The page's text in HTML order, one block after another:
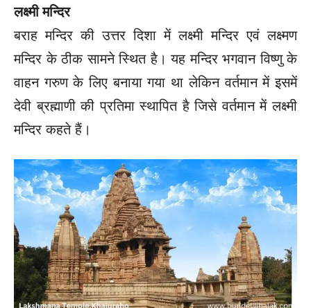
लक्ष्मी मन्दिर
बराह मन्दिर की उत्तर दिशा में लक्ष्मी मन्दिर एवं लक्ष्मण
मन्दिर के ठीक सामने स्थित है। यह मन्दिर भगवान विष्णु के
वाहन गरुण के लिए बनाया गया था लेकिन वर्तमान में इसमें
देवी ब्रह्माणी की प्रतिमा स्थापित है जिसे वर्तमान में लक्ष्मी
मन्दिर कहते हैं।